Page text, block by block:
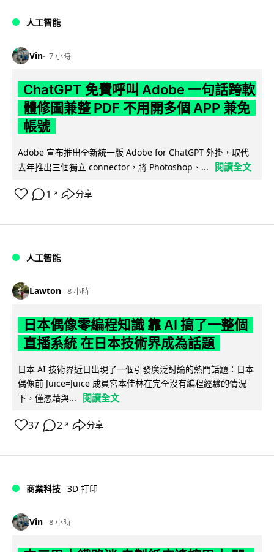
人工智能
Vin 7 小時
ChatGPT 免費呼叫 Adobe 一句話跨軟
體修圖兼整 PDF 不用開多個 APP 兼免
帳號
Adobe 宣布推出全新統一版 Adobe for ChatGPT 外掛，取代
去年推出三個獨立 connector，將 Photoshop、...
閱讀全文
1 ↗ 分享
人工智能
Lawton 8 小時
日本偶像零編程知識 靠 AI 搞了一整個
直播系統 在日本技術界成為話題
日本 AI 技術界近日出現了一個引發廣泛討論的熱門話題：日本
偶像前 Juice=Juice 成員宮本佳林在完全沒有編程經驗的情況
下，僅憑藉與...
閱讀全文
37 2 ↗ 分享
商業科技 3D 打印
Vin 8 小時